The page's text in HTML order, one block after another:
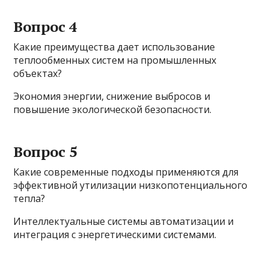
Вопрос 4
Какие преимущества дает использование
теплообменных систем на промышленных
объектах?
Экономия энергии, снижение выбросов и
повышение экологической безопасности.
Вопрос 5
Какие современные подходы применяются для
эффективной утилизации низкопотенциального
тепла?
Интеллектуальные системы автоматизации и
интеграция с энергетическими системами.